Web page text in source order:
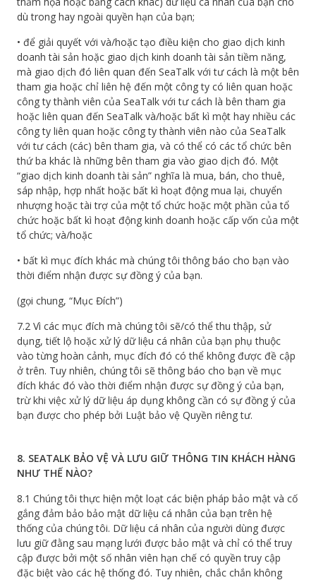
dù trong hay ngoài quyền hạn của bạn;
• để giải quyết với và/hoặc tạo điều kiện cho giao dịch kinh
doanh tài sản hoặc giao dịch kinh doanh tài sản tiềm năng,
mà giao dịch đó liên quan đến SeaTalk với tư cách là một bên
tham gia hoặc chỉ liên hệ đến một công ty có liên quan hoặc
công ty thành viên của SeaTalk với tư cách là bên tham gia
hoặc liên quan đến SeaTalk và/hoặc bất kì một hay nhiều các
công ty liên quan hoặc công ty thành viên nào của SeaTalk
với tư cách (các) bên tham gia, và có thể có các tổ chức bên
thứ ba khác là những bên tham gia vào giao dịch đó. Một
“giao dịch kinh doanh tài sản” nghĩa là mua, bán, cho thuê,
sáp nhập, hợp nhất hoặc bất kì hoạt động mua lại, chuyển
nhượng hoặc tài trợ của một tổ chức hoặc một phần của tổ
chức hoặc bất kì hoạt động kinh doanh hoặc cấp vốn của một
tổ chức; và/hoặc
• bất kì mục đích khác mà chúng tôi thông báo cho bạn vào
thời điểm nhận được sự đồng ý của bạn.
(gọi chung, “Mục Đích”)
7.2 Vì các mục đích mà chúng tôi sẽ/có thể thu thập, sử
dụng, tiết lộ hoặc xử lý dữ liệu cá nhân của bạn phụ thuộc
vào từng hoàn cảnh, mục đích đó có thể không được đề cập
ở trên. Tuy nhiên, chúng tôi sẽ thông báo cho bạn về mục
đích khác đó vào thời điểm nhận được sự đồng ý của bạn,
trừ khi việc xử lý dữ liệu áp dụng không cần có sự đồng ý của
bạn được cho phép bởi Luật bảo vệ Quyền riêng tư.
8. SEATALK BẢO VỆ VÀ LƯU GIỮ THÔNG TIN KHÁCH HÀNG
NHƯ THẾ NÀO?
8.1 Chúng tôi thực hiện một loạt các biện pháp bảo mật và cố
gắng đảm bảo bảo mật dữ liệu cá nhân của bạn trên hệ
thống của chúng tôi. Dữ liệu cá nhân của người dùng được
lưu giữ đằng sau mạng lưới được bảo mật và chỉ có thể truy
cập được bởi một số nhân viên hạn chế có quyền truy cập
đặc biệt vào các hệ thống đó. Tuy nhiên, chắc chắn không